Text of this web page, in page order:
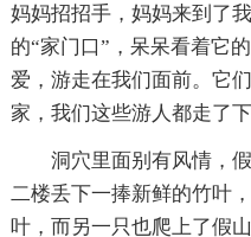
妈妈招招手，妈妈来到了
的“家门口”，呆呆看着它
爱，游走在我们面前。它
家，我们这些游人都走了下
洞穴里面别有风情，
二楼丢下一捧新鲜的竹叶
叶，而另一只也爬上了假